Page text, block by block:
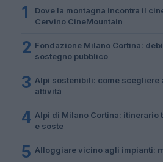
1
Dove la montagna incontra il
Cervino CineMountain
2 Fondazione Milano Cortina:
sostegno pubblico
3 Alpi sostenibili: come scegliere
attività
4 Alpi di Milano Cortina: itinerario
e soste
5 Alloggiare vicino agli impianti: